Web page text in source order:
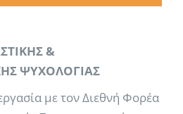
&
ΨΥΧΟΛΟΓΙΑΣ
με τον Διεθνή Φορέα